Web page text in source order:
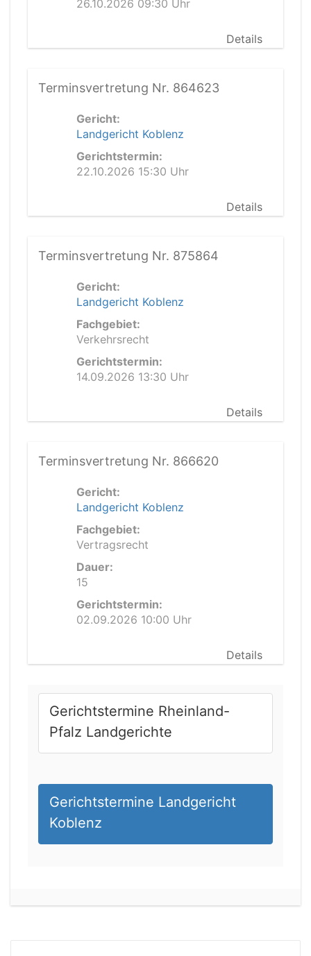
26.10.2026 09:30 Uhr
Details
Terminsvertretung Nr. 864623
Gericht:
Landgericht Koblenz
Gerichtstermin:
22.10.2026 15:30 Uhr
Details
Terminsvertretung Nr. 875864
Gericht:
Landgericht Koblenz
Fachgebiet:
Verkehrsrecht
Gerichtstermin:
14.09.2026 13:30 Uhr
Details
Terminsvertretung Nr. 866620
Gericht:
Landgericht Koblenz
Fachgebiet:
Vertragsrecht
Dauer:
15
Gerichtstermin:
02.09.2026 10:00 Uhr
Details
Gerichtstermine Rheinland-
Pfalz Landgerichte
Gerichtstermine Landgericht
Koblenz
24.08.2026 11:00 Uhr